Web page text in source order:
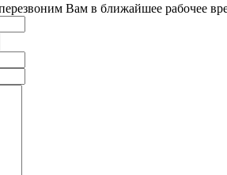
Вам в ближайшее рабочее